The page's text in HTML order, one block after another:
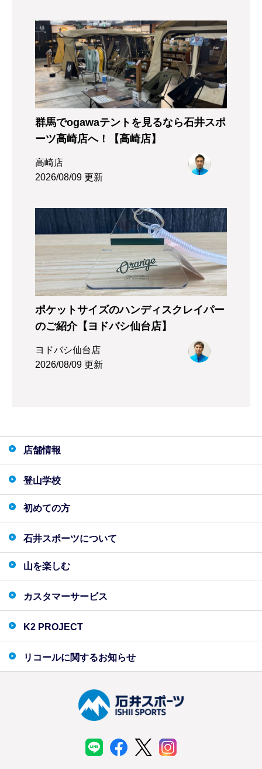
群馬でogawaテントを見るなら石井スポ
ーツ高崎店へ！【高崎店】
高崎店
2026/08/09 更新
ポケットサイズのハンディスクレイパー
のご紹介【ヨドバシ仙台店】
ヨドバシ仙台店
2026/08/09 更新
店舗情報
登山学校
初めての方
石井スポーツについて
山を楽しむ
カスタマーサービス
K2 PROJECT
リコールに関するお知らせ